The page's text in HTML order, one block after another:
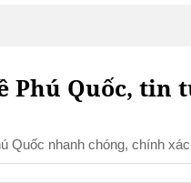
Phú Quốc, tin
Quốc nhanh chóng, chính